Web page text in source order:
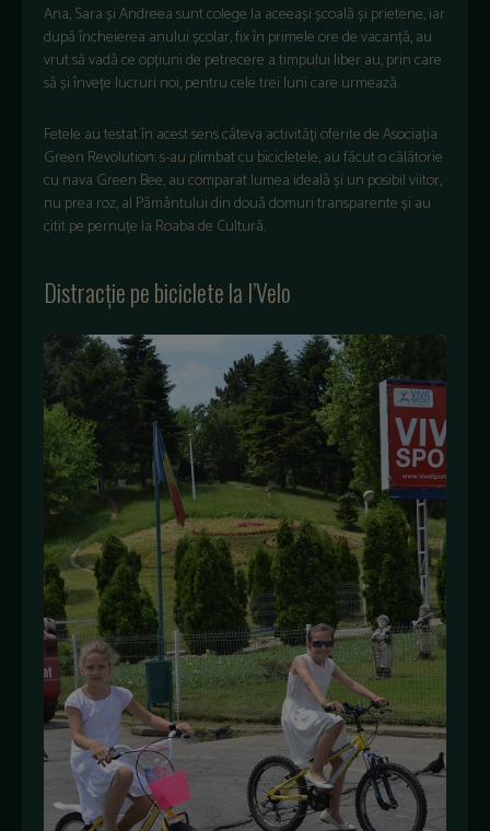
Ana, Sara și Andreea sunt colege la aceeași școală și prietene, iar
după încheierea anului școlar, fix în primele ore de vacanță, au
vrut să vadă ce opțiuni de petrecere a timpului liber au, prin care
să și învețe lucruri noi, pentru cele trei luni care urmează.
Fetele au testat în acest sens câteva activități oferite de Asociația
Green Revolution: s-au plimbat cu bicicletele, au făcut o călătorie
cu nava Green Bee, au comparat lumea ideală și un posibil viitor,
nu prea roz, al Pământului din două domuri transparente și au
citit pe pernuțe la Roaba de Cultură.
Distracție pe biciclete la I’Velo